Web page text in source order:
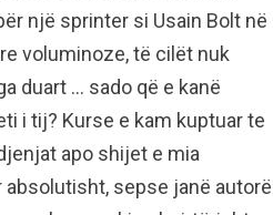
një sprinter si Usain Bolt në
voluminoze, të cilët nuk
duart … sado që e kanë
i tij? Kurse e kam kuptuar te
apo shijet e mia
sepse janë autorë